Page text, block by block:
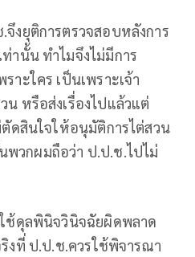
จึงยุติการตรวจสอบหลังการ
านั้น ทำไมจึงไม่มีการ
าะใคร เป็นเพราะเจ้า
น หรือส่งเรื่องไปแล้วแต่
ดสินใจให้อนุมัติการไต่สวน
วกผมถือว่า ป.ป.ช.ไปไม่
ช้ดุลพินิจวินิจฉัยผิดพลาด
งที่ ป.ป.ช.ควรใช้พิจารณา